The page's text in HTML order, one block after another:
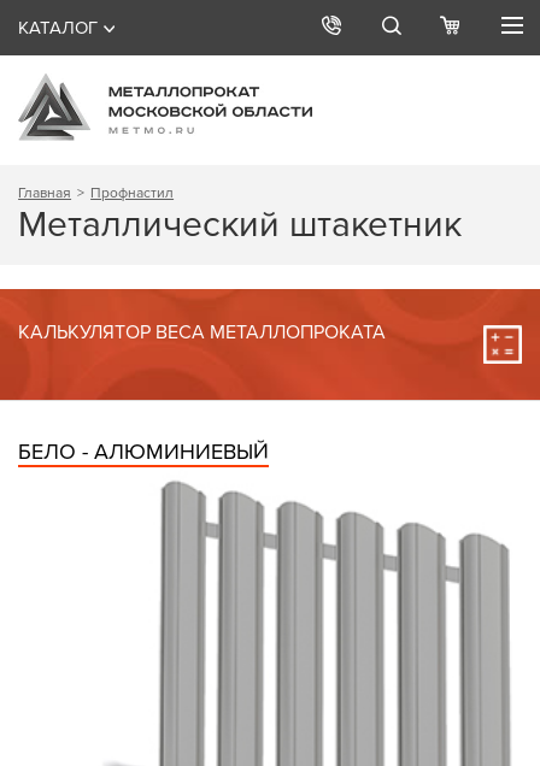
КАТАЛОГ
Главная Профнастил
Металлический штакетник
КАЛЬКУЛЯТОР ВЕСА МЕТАЛЛОПРОКАТА
БЕЛО - АЛЮМИНИЕВЫЙ